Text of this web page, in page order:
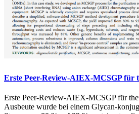
Erste Peer-Review-AIEX-MCSGP für
Erste Peer-Review-AIEX-MCSGP für
Ausbeute wurde bei einem Glycan-